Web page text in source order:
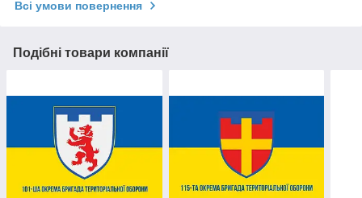
Всі умови повернення
Подібні товари компанії